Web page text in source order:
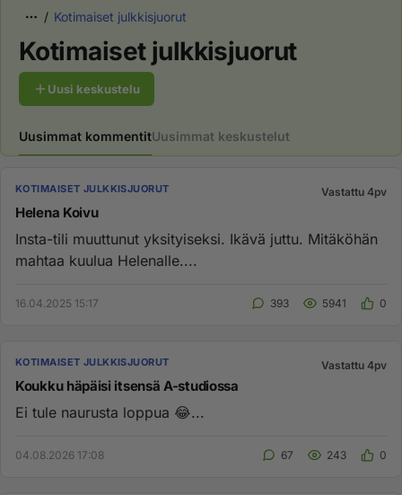
Kotimaiset julkkisjuorut
Kotimaiset julkkisjuorut
Uusi keskustelu
Uusimmat kommentitUusimmat keskustelut
KOTIMAISET JULKKISJUORUT Vastattu 4pv
Helena Koivu
Insta-tili muuttunut yksityiseksi. Ikävä juttu. Mitäköhän
mahtaa kuulua Helenalle....
16.04.2025 15:17 393 5941 0
KOTIMAISET JULKKISJUORUT Vastattu 4pv
Koukku häpäisi itsensä A-studiossa
Ei tule naurusta loppua 😂...
04.08.2026 17:08 67 243 0